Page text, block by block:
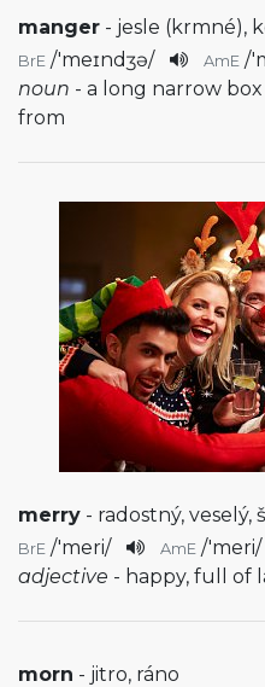
manger - jesle (krmné),
BrE /'meɪndʒə/ AmE /
noun - a long narrow
from
merry - radostný, veselý,
BrE /'meri/ AmE /'meri/
adjective - happy, full of
morn - jitro, ráno